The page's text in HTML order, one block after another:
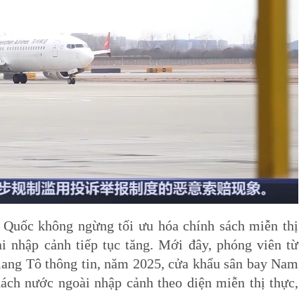
không ngừng tối ưu hóa chính sách miễn thị
nhập cảnh tiếp tục tăng. Mới đây, phóng viên từ
Tô thông tin, năm 2025, cửa khẩu sân bay Nam
nước ngoài nhập cảnh theo diện miễn thị thực,